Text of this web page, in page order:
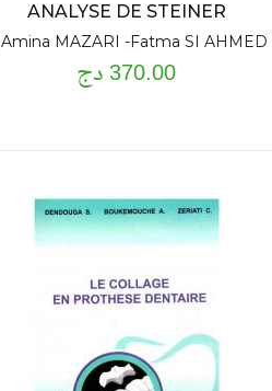
ANALYSE DE STEINER
Amina MAZARI -Fatma SI AHMED
370.00 دج